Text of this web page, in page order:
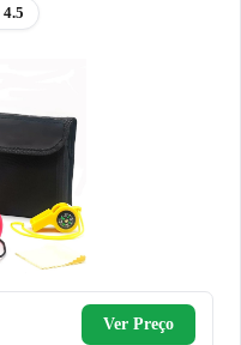
4.5
Ver Preço